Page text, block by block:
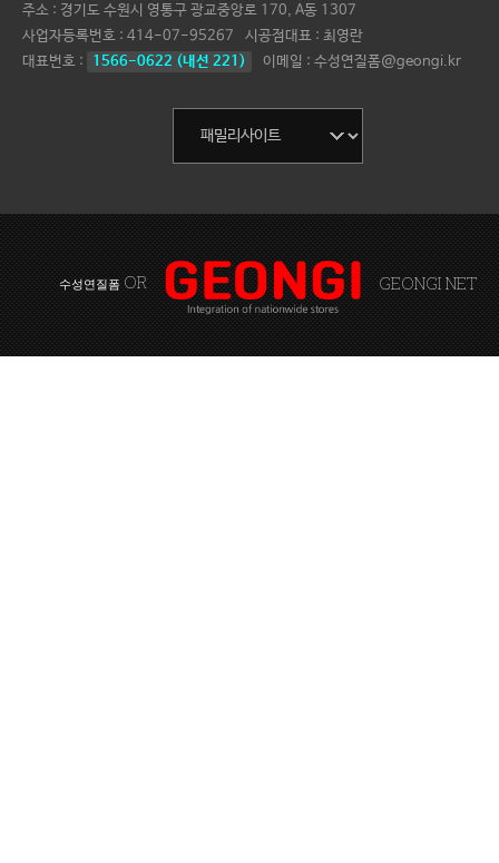
주소 : 경기도 수원시 영통구 광교중앙로 170, A동 1307
사업자등록번호 : 414-07-95267 시공점대표 : 최영란
대표번호 :
1566-0622 (내선 221) 이메일 : 수성연질폼@geongi.kr
수성연질폼 OR GEONGI NET